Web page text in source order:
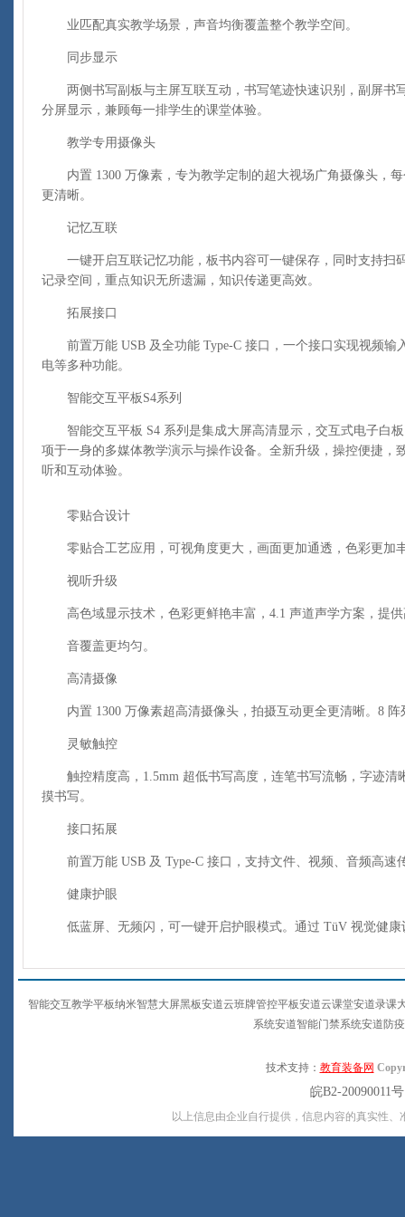
业匹配真实教学场景，声音均衡覆盖整个教学空间。
同步显示
两侧书写副板与主屏互联互动，书写笔迹快速识别，副屏书
分屏显示，兼顾每一排学生的课堂体验。
教学专用摄像头
内置 1300 万像素，专为教学定制的超大视场广角摄像头，每
更清晰。
记忆互联
一键开启互联记忆功能，板书内容可一键保存，同时支持扫
记录空间，重点知识无所遗漏，知识传递更高效。
拓展接口
前置万能 USB 及全功能 Type-C 接口，一个接口实现视频输
电等多种功能。
智能交互平板S4系列
智能交互平板 S4 系列是集成大屏高清显示，交互式电子白板
项于一身的多媒体教学演示与操作设备。全新升级，操控便捷，
听和互动体验。
零贴合设计
零贴合工艺应用，可视角度更大，画面更加通透，色彩更加
视听升级
高色域显示技术，色彩更鲜艳丰富，4.1 声道声学方案，提供
音覆盖更均匀。
高清摄像
内置 1300 万像素超高清摄像头，拍摄互动更全更清晰。8 阵
灵敏触控
触控精度高，1.5mm 超低书写高度，连笔书写流畅，字迹清
摸书写。
接口拓展
前置万能 USB 及 Type-C 接口，支持文件、视频、音频高速
健康护眼
低蓝屏、无频闪，可一键开启护眼模式。通过 TüV 视觉健康
智能交互教学平板纳米智慧大屏黑板安道云班牌管控平板安道云课堂安道录
系统安道智能门禁系统安道防
技术支持： 教育装备网
皖B2-20090011
以上信息由企业自行提供，信息内容的真实性